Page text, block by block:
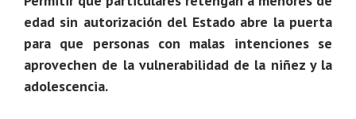
edad sin autorización del Estado abre la puerta
para que personas con malas intenciones se
aprovechen de la vulnerabilidad de la niñez y la
adolescencia.